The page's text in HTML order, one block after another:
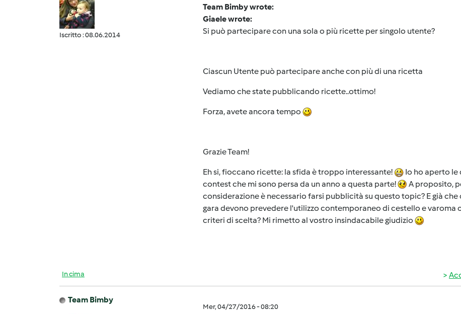
Iscritto : 08.06.2014
Team Bimby wrote:
Giaele wrote:
Si può partecipare con una sola o più ricette per singolo utente?
Ciascun Utente può partecipare anche con più di una ricetta
Vediamo che state pubblicando ricette..ottimo!
Forza, avete ancora tempo
Grazie Team!
Eh si, fioccano ricette: la sfida è troppo interessante!
Io ho aperto le
contest che mi sono persa da un anno a questa parte!
A proposito,
considerazione è necessario farsi pubblicità su questo topic? E già
gara devono prevedere l'utilizzo contemporaneo di cestello e varoma
criteri di scelta? Mi rimetto al vostro insindacabile giudizio
In cima
Team Bimby
Mer, 04/27/2016 - 08:20